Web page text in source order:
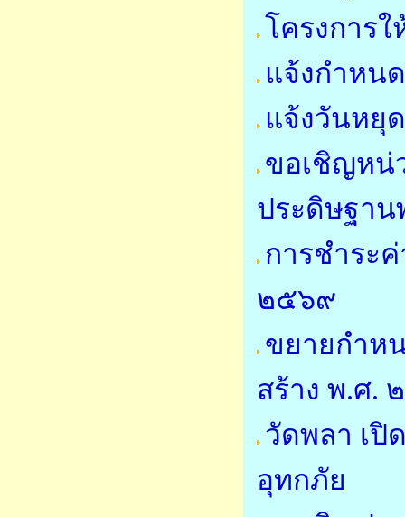
โครงการ
แจ้งกำหน
แจ้งวันหยุ
ขอเชิญหน่
ประดิษฐา
การชำระ
๒๕๖๙
ขยายกำห
สร้าง พ.ศ.
วัดพลา เปิ
อุทกภัย